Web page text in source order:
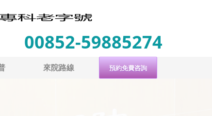
00852-59885274
來院路線 預約免費咨詢